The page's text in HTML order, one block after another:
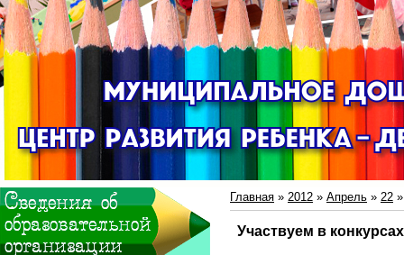
Главная » 2012 » Апрель » 22
Участвуем в